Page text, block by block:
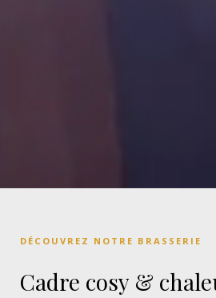
DÉCOUVREZ NOTRE BRASSERIE
Cadre cosy &